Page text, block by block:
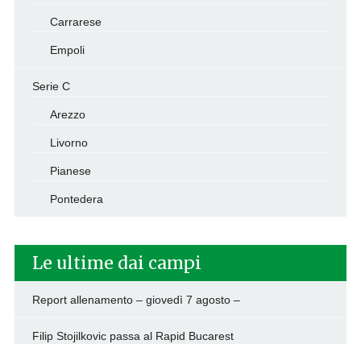
Carrarese
Empoli
Serie C
Arezzo
Livorno
Pianese
Pontedera
Le ultime dai campi
Report allenamento – giovedì 7 agosto –
Filip Stojilkovic passa al Rapid Bucarest